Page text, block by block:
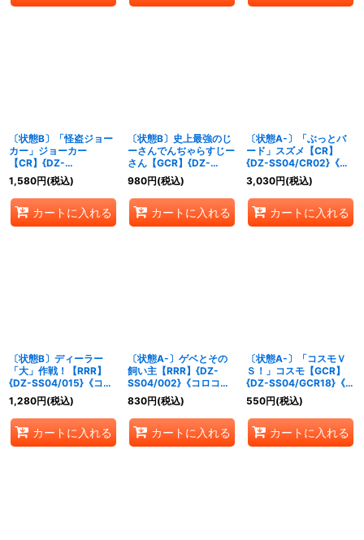
〔状態B〕「怪盗ジョー
カー」ジョーカー
【CR】{DZ-
SS04/CR27}《その他》
1,580円(税込)
カートに入れる
〔状態B〕史上最強のじ
ーさんでんぢゃらすじー
さん【GCR】{DZ-
SS04/GCR13}《コロコ
ロドラゴンエンパイア》
980円(税込)
カートに入れる
〔状態A-〕「ぶっとバ
ード」スズメ【CR】
{DZ-SS04/CR02}《ド
ラゴンエンパイア》
3,030円(税込)
カートに入れる
〔状態B〕ディーラー
「大」作戦！【RRR】
{DZ-SS04/015}《コロ
コロケテルサンクチュア
リ》
1,280円(税込)
カートに入れる
〔状態A-〕ゲベとその
飼い主【RRR】{DZ-
SS04/002}《コロコロ
ドラゴンエンパイア》
830円(税込)
カートに入れる
〔状態A-〕「コスモＶ
Ｓ！」コスモ【GCR】
{DZ-SS04/GCR18}《コ
ロコロブラントゲート》
550円(税込)
カートに入れる